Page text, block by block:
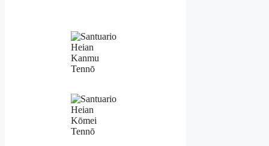
Kanmu
Tennō
Kōmei
Tennō